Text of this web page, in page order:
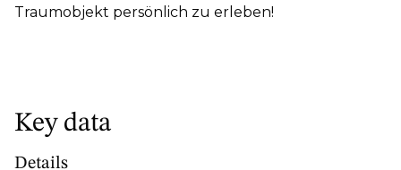
Traumobjekt persönlich zu erleben!
Key data
Details